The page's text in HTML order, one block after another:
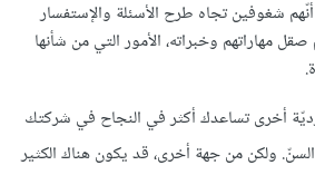
أنّهم شغوفين تجاه طرح الأسئلة والإستفسار
مهاراتهم وخبراته، الأمور التي من شأنها
أخرى تساعدك أكثر في النجاح في شركتك
ولكن من جهة أخرى، قد يكون هناك الكثير